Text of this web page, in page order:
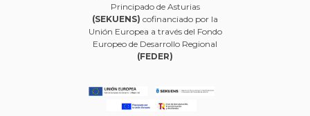
Principado de Asturias
(SEKUENS) cofinanciado por la
Unión Europea a través del Fondo
Europeo de Desarrollo Regional
(FEDER)